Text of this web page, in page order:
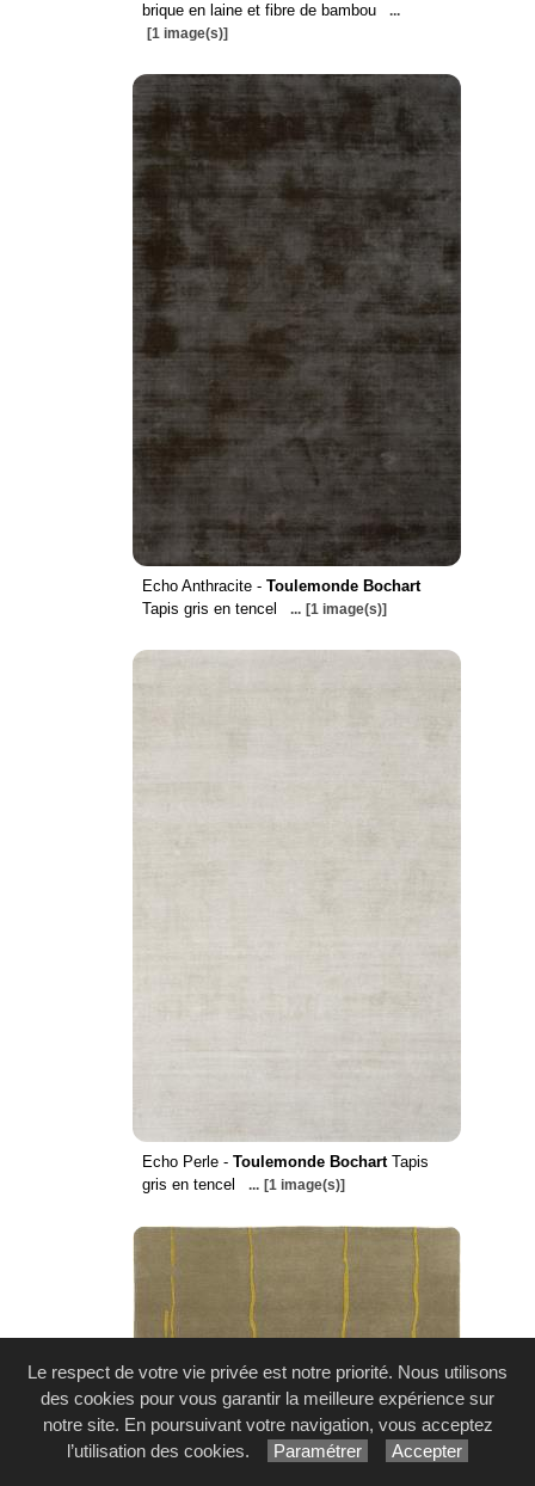
brique en laine et fibre de bambou
...
[1 image(s)]
Echo Anthracite - Toulemonde Bochart
Tapis gris en tencel
... [1 image(s)]
Echo Perle - Toulemonde BochartTapis
gris en tencel
... [1 image(s)]
Le respect de votre vie privée est notre priorité. Nous utilisons
des cookies pour vous garantir la meilleure expérience sur
notre site. En poursuivant votre navigation, vous acceptez
l’utilisation des cookies.
Paramétrer Accepter